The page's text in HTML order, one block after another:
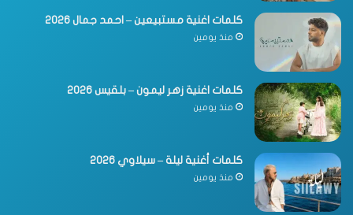
كلمات اغنية مستبيعين – احمد جمال 2026
منذ يومين
كلمات اغنية زهر ليمون – بلقيس 2026
منذ يومين
كلمات أغنية ليلة – سيلاوي 2026
منذ يومين